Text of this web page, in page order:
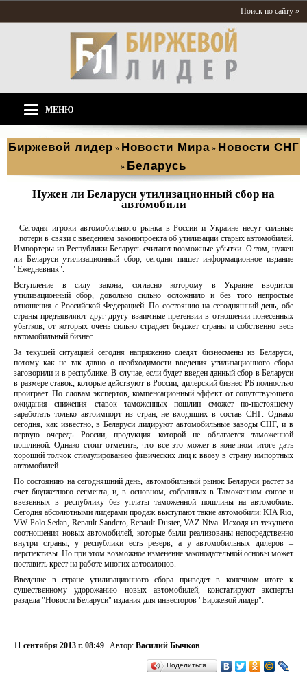
Поиск по сайту »
МЕНЮ
Биржевой лидер » Новости Мира » Новости СНГ
» Беларусь
Нужен ли Беларуси утилизационный сбор на
автомобили
Сегодня игроки автомобильного рынка в России и Украине несут сильные
потери в связи с введением законопроекта об утилизации старых автомобилей.
Импортеры из Республики Беларусь считают возможные убытки. О том, нужен
ли Беларуси утилизационный сбор, сегодня пишет информационное издание
"Ежедневник".
Вступление в силу закона, согласно которому в Украине вводится
утилизационный сбор, довольно сильно осложнило и без того непростые
отношения с Российской Федерацией. По состоянию на сегодняшний день, обе
страны предъявляют друг другу взаимные претензии в отношении понесенных
убытков, от которых очень сильно страдает бюджет страны и собственно весь
автомобильный бизнес.
За текущей ситуацией сегодня напряженно следят бизнесмены из Беларуси,
потому как не так давно о необходимости введения утилизационного сбора
заговорили и в республике. В случае, если будет введен данный сбор в Беларуси
в размере ставок, которые действуют в России, дилерский бизнес РБ полностью
проиграет. По словам экспертов, компенсационный эффект от сопутствующего
ожидания снижения ставок таможенных пошлин сможет по-настоящему
заработать только автоимпорт из стран, не входящих в состав СНГ. Однако
сегодня, как известно, в Беларуси лидируют автомобильные заводы СНГ, и в
первую очередь России, продукция которой не облагается таможенной
пошлиной. Однако стоит отметить, что все это может в конечном итоге дать
хороший толчок стимулированию физических лиц к ввозу в страну импортных
автомобилей.
По состоянию на сегодняшний день, автомобильный рынок Беларуси растет за
счет бюджетного сегмента, и, в основном, собранных в Таможенном союзе и
ввезенных в республику без уплаты таможенной пошлины на автомобиль.
Сегодня абсолютными лидерами продаж выступают такие автомобили: KIA Rio,
VW Polo Sedan, Renault Sandero, Renault Duster, VAZ Niva. Исходя из текущего
соотношения новых автомобилей, которые были реализованы непосредственно
внутри страны, у республики есть резерв, а у автомобильных дилеров –
перспективы. Но при этом возможное изменение законодательной основы может
поставить крест на работе многих автосалонов.
Введение в стране утилизационного сбора приведет в конечном итоге к
существенному удорожанию новых автомобилей, констатируют эксперты
раздела "Новости Беларуси" издания для инвесторов "Биржевой лидер".
11 сентября 2013 г. 08:49 Автор: Василий Бычков
Поделиться…